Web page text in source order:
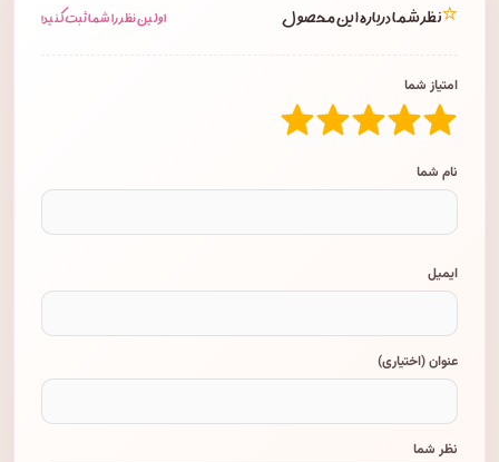
⭐نظر شما درباره این محصول اولین نظر را شما ثبت کنید!
امتیاز شما
نام شما
ایمیل
عنوان (اختیاری)
نظر شما